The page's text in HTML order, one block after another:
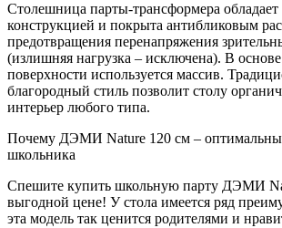
Столешница парты-трансформера обладает
конструкцией и покрыта антибликовым
предотвращения перенапряжения
(излишняя нагрузка – исключена). В
поверхности используется массив.
благородный стиль позволит столу
интерьер любого типа.
Почему ДЭМИ Nature 120 см –
школьника
Спешите купить школьную парту ДЭМИ
выгодной цене! У стола имеется ряд
эта модель так ценится родителями и